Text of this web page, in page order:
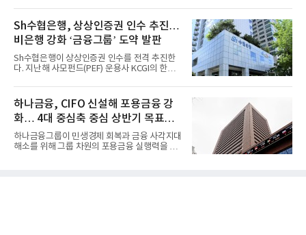
Sh수협은행, 상상인증권 인수 추진…
비은행 강화 ‘금융그룹’ 도약 발판
Sh수협은행이 상상인증권 인수를 전격 추진한
다. 지난해 사모펀드(PEF) 운용사 KCGI의 한양
하나금융, CIFO 신설해 포용금융 강
화… 4대 중심축 중심 상반기 목표
60% 달성
하나금융그룹이 민생경제 회복과 금융 사각지대
해소를 위해 그룹 차원의 포용금융 실행력을 대